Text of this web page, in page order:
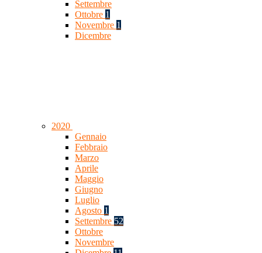
Settembre
Ottobre 1
Novembre 1
Dicembre
2020
Gennaio
Febbraio
Marzo
Aprile
Maggio
Giugno
Luglio
Agosto 1
Settembre 52
Ottobre
Novembre